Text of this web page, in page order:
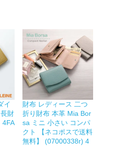
イ
財
4FA
財布 レディース 二つ
折り財布 本革 Mia Bor
sa ミニ 小さい コンパ
クト 【ネコポスで送料
無料】 (07000338r) 4